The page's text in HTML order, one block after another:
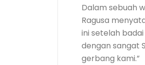
Dalam sebuah
Ragusa
ini setelah
dengan sangat
gerbang kami.”